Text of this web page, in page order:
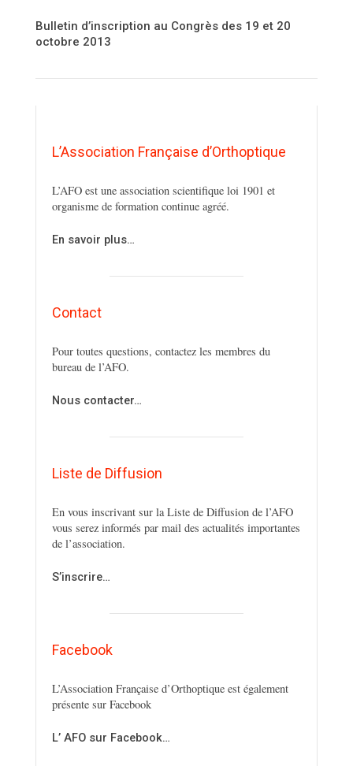
Bulletin d’inscription au Congrès des 19 et 20
octobre 2013
L’Association Française d’Orthoptique
L’AFO est une association scientifique loi 1901 et
organisme de formation continue agréé.
En savoir plus…
Contact
Pour toutes questions, contactez les membres du
bureau de l’AFO.
Nous contacter…
Liste de Diffusion
En vous inscrivant sur la Liste de Diffusion de l’AFO
vous serez informés par mail des actualités importantes
de l’association.
S’inscrire…
Facebook
L’Association Française d’Orthoptique est également
présente sur Facebook
L’ AFO sur Facebook…